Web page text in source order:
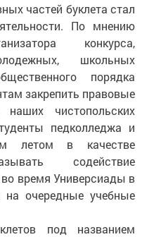
частей буклета стал
По мнению
конкурса,
школьных
порядка
закрепить правовые
чистопольских
педколледжа и
летом в качестве
содействие
время Универсиады в
очередные учебные
под названием